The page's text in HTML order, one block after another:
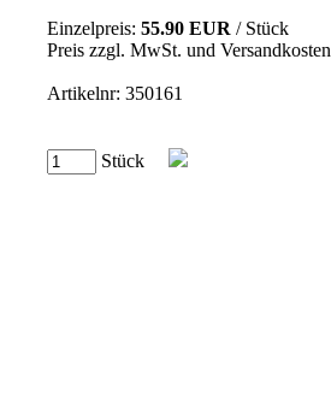
Einzelpreis: 55.90 EUR / Stück
Preis zzgl. MwSt. und Versandkosten
Artikelnr: 350161
Stück